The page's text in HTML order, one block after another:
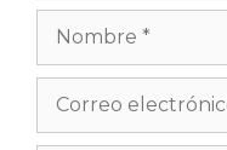
Nombre